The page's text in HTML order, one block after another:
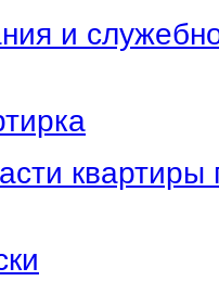
и
квартиры